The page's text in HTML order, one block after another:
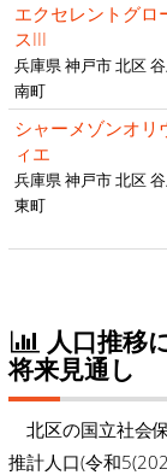
エクセレントグロ
スIII
兵庫県 神戸市 北区
南町
シャーメゾンオリ
ィエ
兵庫県 神戸市 北区
東町
人口推移
将来見通し
北区の国立社会
推計人口(令和